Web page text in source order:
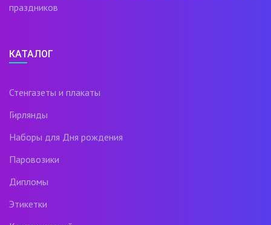
праздников
КАТАЛОГ
Стенгазеты и плакаты
Гирлянды
Наборы для Дня рождения
Паровозики
Дипломы
Этикетки